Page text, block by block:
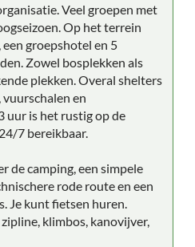
Veel groepen met
Op het terrein
groepshotel en 5
Zowel bosplekken als
plekken. Overal shelters
en
uur is het rustig op de
7 bereikbaar.
de camping, een simpele
rode route en een
Je kunt fietsen huren.
klimbos, kanovijver,